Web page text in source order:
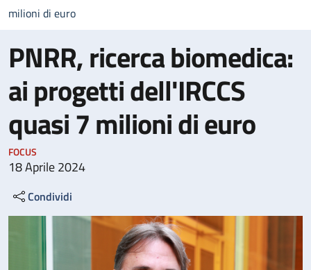
milioni di euro
PNRR, ricerca biomedica:
ai progetti dell'IRCCS
quasi 7 milioni di euro
FOCUS
18 Aprile 2024
Condividi